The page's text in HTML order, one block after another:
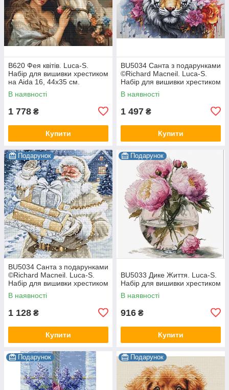
B620 Фея квітів. Luca-S.
Набір для вишивки хрестиком
на Aida 16, 44х35 см.
В наявності
1 778 ₴
Купити
BU5034 Санта з подарунками
©Richard Macneil. Luca-S.
Набір для вишивки хрестиком
В наявності
1 497 ₴
Купити
Подарунок
BU5034 Санта з подарунками
©Richard Macneil. Luca-S.
Набір для вишивки хрестиком
В наявності
1 128 ₴
Купити
Подарунок
BU5033 Дике Життя. Luca-S.
Набір для вишивки хрестиком
В наявності
916 ₴
Купити
Подарунок Подарунок